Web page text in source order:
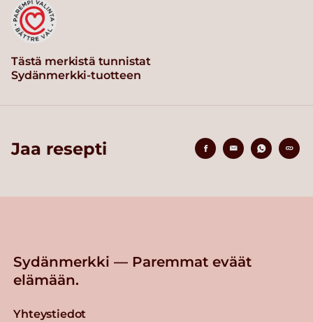
Tästä merkistä tunnistat
Sydänmerkki-tuotteen
Jaa resepti
Sydänmerkki — Paremmat eväät
elämään.
Yhteystiedot